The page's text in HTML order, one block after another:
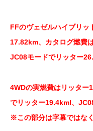
FFのヴェゼルハイブリッ
17.82km、カタログ燃費
JC08モードでリッター
4WDの実燃費はリッター
でリッター19.4kml、
※この部分は字幕ではな